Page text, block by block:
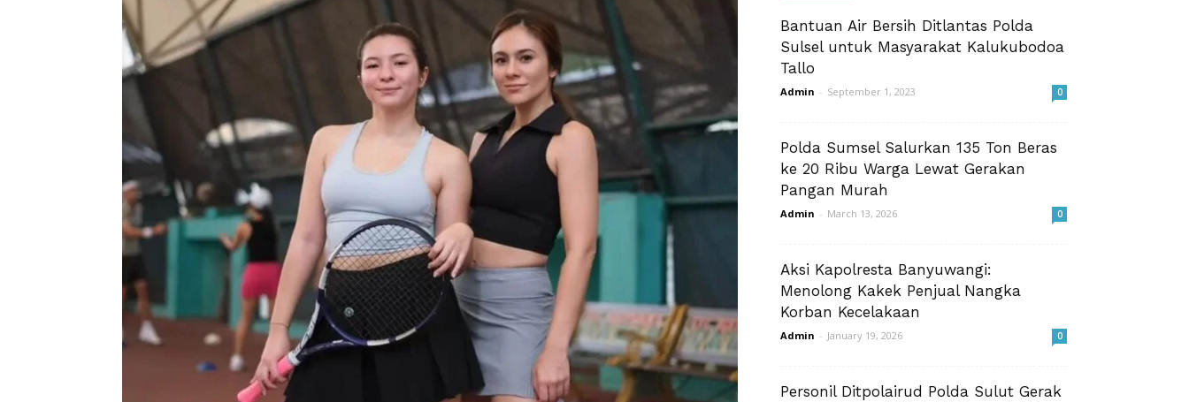
Bantuan Air Bersih Ditlantas Polda
Sulsel untuk Masyarakat Kalukubodoa
Tallo
Admin - September 1, 2023 0
Polda Sumsel Salurkan 135 Ton Beras
ke 20 Ribu Warga Lewat Gerakan
Pangan Murah
Admin - March 13, 2026 0
Aksi Kapolresta Banyuwangi:
Menolong Kakek Penjual Nangka
Korban Kecelakaan
Admin - January 19, 2026 0
Personil Ditpolairud Polda Sulut Gerak